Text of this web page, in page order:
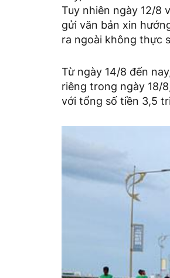
Tuy nhiên ngày 12/8
gửi văn bản xin
ra ngoài không thực
Từ ngày 14/8 đến
riêng trong ngày 18/
với tổng số tiền 3,5